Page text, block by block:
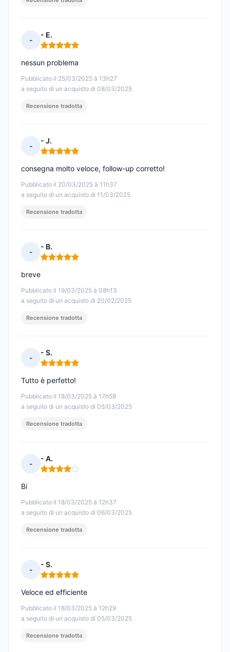
-
- E.
Nota: 5 su 5
Pubblicato il 25/03/2025 à 13h27
a seguito di un acquisto di 08/03/2025
nessun problema
Recensione tradotta
-
- J.
Nota: 5 su 5
Pubblicato il 20/03/2025 à 11h37
a seguito di un acquisto di 11/03/2025
consegna molto veloce, follow-up corretto!
Recensione tradotta
-
- B.
Nota: 5 su 5
Pubblicato il 19/03/2025 à 08h13
a seguito di un acquisto di 20/02/2025
breve
Recensione tradotta
-
- S.
Nota: 5 su 5
Pubblicato il 18/03/2025 à 17h58
a seguito di un acquisto di 05/03/2025
Tutto è perfetto!
Recensione tradotta
-
- A.
Nota: 4 su 5
Pubblicato il 18/03/2025 à 12h37
a seguito di un acquisto di 06/03/2025
Bi
Recensione tradotta
-
- S.
Nota: 5 su 5
Pubblicato il 18/03/2025 à 12h29
a seguito di un acquisto di 05/03/2025
Veloce ed efficiente
Recensione tradotta